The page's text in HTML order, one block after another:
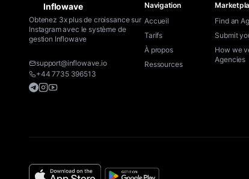
Inflowave
Obtenez 3x plus de croissance sur
Instagram avec le système de
gestion Inflowave
support@inflowave.io
+44 7735 396513
Telegram
Instagram
YouTube
Navigation
Accueil
Tarifs
À propos
Ressources
Find an
Submit
How we
Agencies